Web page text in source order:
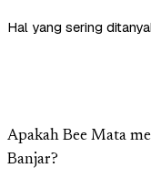
Hal yang sering
Apakah Bee Mata
Banjar?